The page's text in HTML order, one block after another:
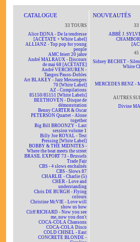
CATALOGUE
33 TOURS
Alice DONA - De la tendresse
[ACÉTATE + White Label]
ALLIANZ - Top pop for young
people
AMC feiert 20 jahre
André MALRAUX - Discours
de mai 68 [ACÉTATE]
André VERCHUREN -
Tangos/Pasos-Dobles
Art BLAKEY - Jazz Messengers
70 [White Label]
AZ - Compilations
85150/85151 [White Labels]
BEETHOVEN - Disque de
démonstration
Benny CARTER & Oscar
PETERSON Quartet - Alone
together
Big Bill BROONZY - Last
session volume 1
Billy Joe ROYAL - Test
Pressing [White Label]
BOBBY & THE MIDNITES -
Where the beat meets the street
BRASIL EXPORT 73 - Brussels
Trade Fair
CBS - 4 slows enchaînés
CBS - Slows 87
CHARLIE - Charlie (5)
CHER - Love and
understanding
Chris DE BURGH - Flying
colours
Christine McVIE - Love will
show us how
Cliff RICHARD - Now you see
me, now you don't
COCA-COLA Chansons
COCA-COLA Disco
COLD CHISEL - East
CONCRETE BLONDE -
NOUVEAUTÉS
33
ABBÉ J.
45
Sidney BECHET -
White
MERCEDES BENZ -
AUTRES
Divine